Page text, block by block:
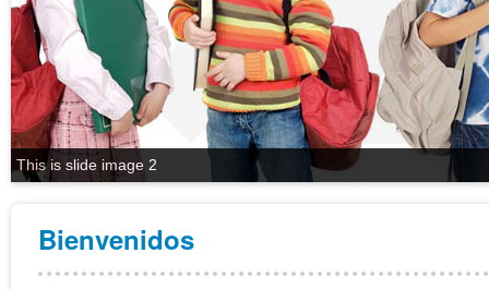
This is slide image 2
Bienvenidos